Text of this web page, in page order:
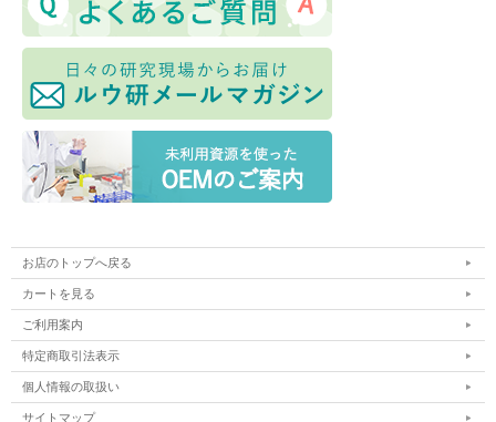
お店のトップへ戻る
カートを見る
ご利用案内
特定商取引法表示
個人情報の取扱い
サイトマップ